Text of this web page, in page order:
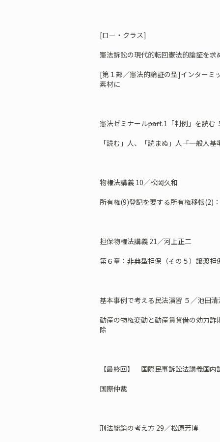
[ロー・クラス]
憲法訴訟の現代的転回――憲法的論証を
[第１部／憲法的論証の型]インターミ
素材に
憲法ゼミナール――part.1「判例」を読む
「読む」人、「読まぬ」人――「一般人
物権法講義 10／松岡久和
所有権(9)――登記を要する所有権移転(2)
担保物権法講義 21／河上正二
第６章：非典型担保（その５）――譲渡
基本事例で考える民法演習 ５／池田清
動産の物権変動と動産賃貸借の効力――
除
【最終回】 国際民事訴訟法講義――国
国際仲裁
刑法総論の考え方 29／松原芳博